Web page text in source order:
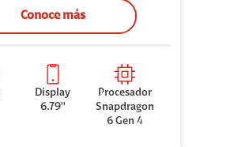
Conoce más
Display
6.79''
Procesador
Snapdragon
6 Gen 4